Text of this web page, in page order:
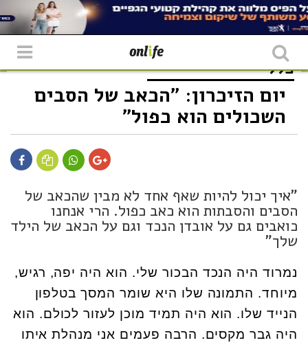
כללי
יום הזיכרון: "הכאב של הסבים
השכולים הוא כפול"
"איך יכול להיות שאף אחד לא מבין שהכאב של
הסבים והסבתות הוא כאב כפול. הרי אנחנו
כואבים גם על אובדן הנכד וגם על הכאב של הילד
שלך"
נמרוד היה הנכד הבכור שלי. הוא היה יפה, רגיש,
מיוחד. התמונה שלו היא שומר המסך בטלפון
הנייד שלו. הוא היה תמיד מוכן לעזור לכולם. הוא
היה גבר מקסים. הרבה פעמים אני מנהלת איתו